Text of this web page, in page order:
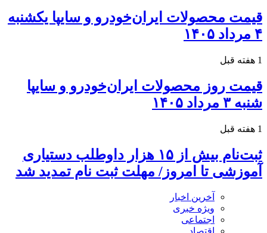
قیمت محصولات ایران‌خودرو و سایپا یکشنبه
۴ مرداد ۱۴۰۵
1 هفته قبل
قیمت روز محصولات ایران‌خودرو و سایپا
شنبه ۳ مرداد ۱۴۰۵
1 هفته قبل
ثبت‌نام بیش از ۱۵ هزار داوطلب دستیاری
آموزشی تا امروز/ مهلت ثبت نام تمدید شد
آخرین اخبار
ویژه خبری
اجتماعی